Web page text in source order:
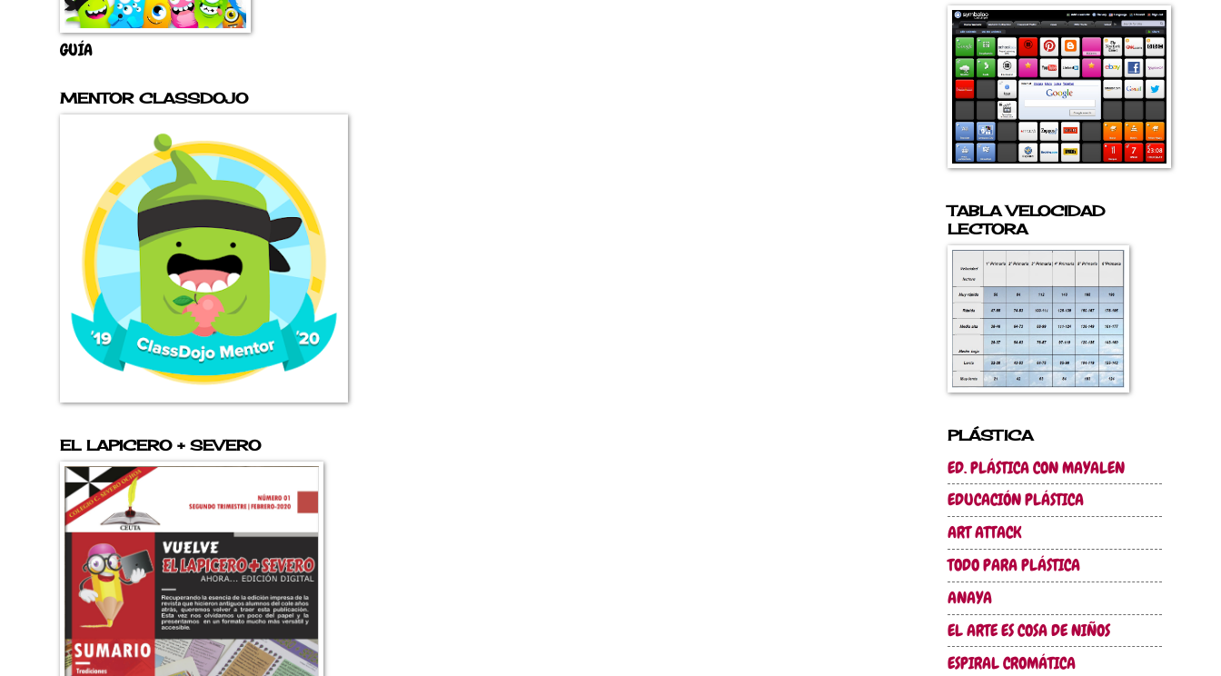
GUÍA
MENTOR CLASSDOJO
EL LAPICERO + SEVERO
TABLA VELOCIDAD
LECTORA
PLÁSTICA
ED. PLÁSTICA CON MAYALEN
EDUCACIÓN PLÁSTICA
ART ATTACK
TODO PARA PLÁSTICA
ANAYA
EL ARTE ES COSA DE NIÑOS
ESPIRAL CROMÁTICA